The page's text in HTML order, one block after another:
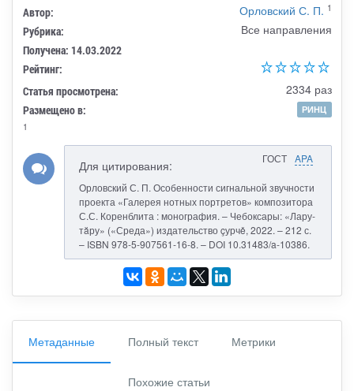
Автор: Орловский С. П. 1
Рубрика: Все направления
Получена: 14.03.2022
Рейтинг:
Статья просмотрена:
2334 раз
Размещено в:
РИНЦ
1
ГОСТ APA
Для цитирования:
Орловский С. П. Особенности сигнальной звучности
проекта «Галерея нотных портретов» композитора
С.С. Коренблита : монография. – Чебоксары: «Лару-
тăру» («Среда») издательство çурчě, 2022. – 212 с.
– ISBN 978-5-907561-16-8. – DOI 10.31483/a-10386.
Метаданные Полный текст Метрики
Похожие статьи